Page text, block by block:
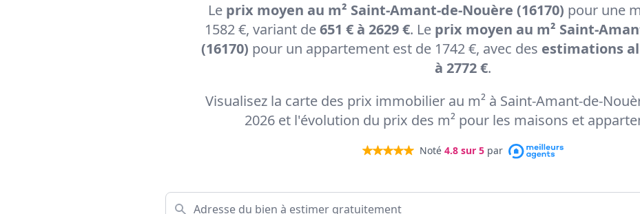
Le prix moyen au m² Saint-Amant-de-Nouère (16170) pour une
1582 €, variant de651 € à 2629 €. Le prix moyen au m² Saint-
(16170) pour un appartement est de 1742 €, avec des estimations
à 2772 €.
Visualisez la carte des prix immobilier au m² à Saint-Amant-de-
2026 et l'évolution du prix des m² pour les maisons et
Noté 4.8 sur 5 par